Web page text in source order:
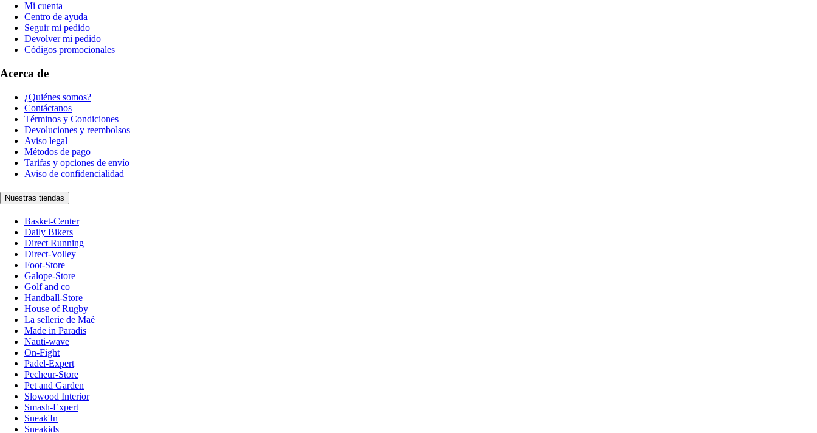
Mi cuenta
Centro de ayuda
Seguir mi pedido
Devolver mi pedido
Códigos promocionales
Acerca de
¿Quiénes somos?
Contáctanos
Términos y Condiciones
Devoluciones y reembolsos
Aviso legal
Métodos de pago
Tarifas y opciones de envío
Aviso de confidencialidad
Nuestras tiendas
Basket-Center
Daily Bikers
Direct Running
Direct-Volley
Foot-Store
Galope-Store
Golf and co
Handball-Store
House of Rugby
La sellerie de Maé
Made in Paradis
Nauti-wave
On-Fight
Padel-Expert
Pecheur-Store
Pet and Garden
Slowood Interior
Smash-Expert
Sneak'In
Sneakids